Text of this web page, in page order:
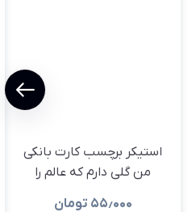
استیکر برچسب کارت بانکی
من گلی دارم که عالم را
۵۵٫۰۰۰ تومان